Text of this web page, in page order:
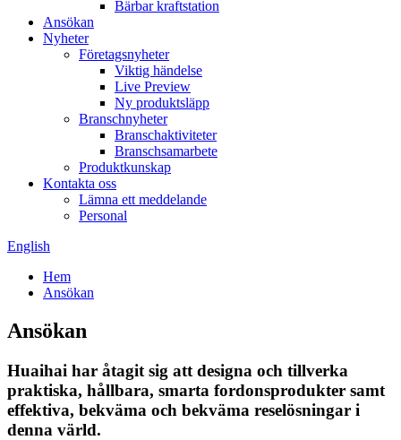
Bärbar kraftstation
Ansökan
Nyheter
Företagsnyheter
Viktig händelse
Live Preview
Ny produktsläpp
Branschnyheter
Branschaktiviteter
Branschsamarbete
Produktkunskap
Kontakta oss
Lämna ett meddelande
Personal
English
Hem
Ansökan
Ansökan
Huaihai har åtagit sig att designa och tillverka
praktiska, hållbara, smarta fordonsprodukter samt
effektiva, bekväma och bekväma reselösningar i
denna värld.